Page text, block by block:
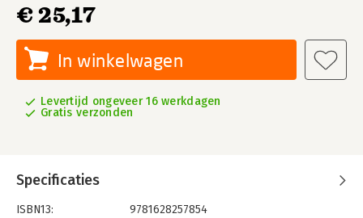
€ 25,17
In winkelwagen
Levertijd ongeveer 16 werkdagen
Gratis verzonden
Specificaties
ISBN13:
9781628257854